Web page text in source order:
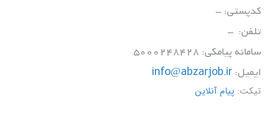
کدپستی: -
تلفن: -
سامانه پیامکی: 5000248428
ایمیل: info@abzarjob.ir
تیکت: پیام آنلاین